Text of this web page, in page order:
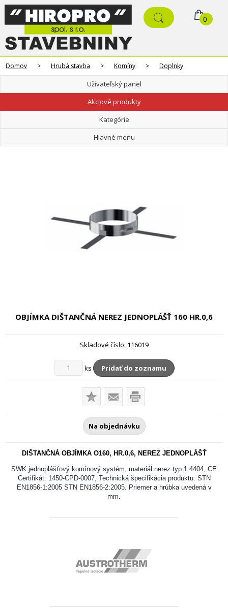
0
Domov > Hrubá stavba > Komíny > Doplnky
Užívateľský panel
Akciové produkty
Kategórie
Hlavné menu
OBJÍMKA DIŠTANČNÁ NEREZ JEDNOPLÁŠŤ 160 HR.0,6
Skladové číslo: 116019
ks Pridať do zoznamu
Na objednávku
DIŠTANČNÁ OBJÍMKA O160, HR.0,6, NEREZ JEDNOPLÁŠŤ
SWK jednoplášťový komínový systém, materiál nerez typ 1.4404, CE
Certifikát: 1450-CPD-0007, Technická špecifikácia produktu: STN
EN1856-1:2005 STN EN1856-2:2005. Priemer a hrúbka uvedená v
mm.